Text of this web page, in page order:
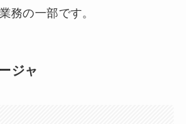
務の一部です。
ジャ